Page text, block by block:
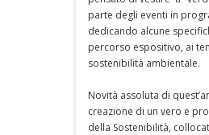
parte degli eventi in
dedicando alcune
percorso espositivo, ai
sostenibilità ambientale.
Novità assoluta di
creazione di un vero e
della Sostenibilità,